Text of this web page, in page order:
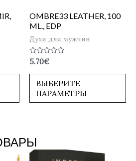
OMBRE33 LEATHER, 100
ML., EDP
Духи для мужчин
Оценка
0
из
5.70€
ВЫБЕРИТЕ
ПАРАМЕТРЫ